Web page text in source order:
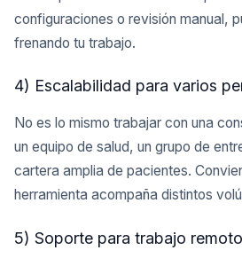
configuraciones o revisión manual,
frenando tu trabajo.
4) Escalabilidad para varios
No es lo mismo trabajar con una
un equipo de salud, un grupo de
cartera amplia de pacientes.
herramienta acompaña distintos
5) Soporte para trabajo remoto